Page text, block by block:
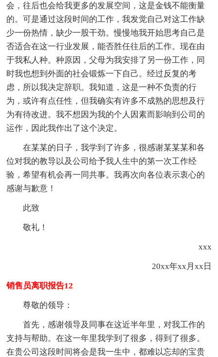
会，往后也会给我更多的发展空间，这是金钱不能衡量
的。可是通过这段时间的工作，我发觉自己对这工作缺
少一份热情，缺少一股干劲。慢慢地我开始思考自己是
否适合在这一行业发展，能否胜任往后的工作。现在由
于我私人种。种原因，父母为我安排了另一份工作，同
时我也想到外面的社会锻炼一下自己。经过反复的考
虑，所以我决定辞职。我知道，这是一种不负责的行
为，或许有点任性，但我确实有许多不成熟的思想及行
为有待改进。我不想因为我的个人因素而影响到公司的
运作，因此我作出了这个决定。
在某某的日子，我学到了许多，很感谢某某某和各
位对我的教导以及公司给予我人生中的第一次工作经
验，希望有机会再一同共事。我再次向各位表示衷心的
感谢与歉意！
此致
敬礼！
xxx
20xx年xx月xx日
销售员离职报告12
尊敬的领导：
首先，感谢领导及同事在这近半年里，对我工作的
支持与帮助。在这一年里我学到了很多，得到了很多。
在贵公司这段时间将会是我一生中，都难以忘却的宝贵